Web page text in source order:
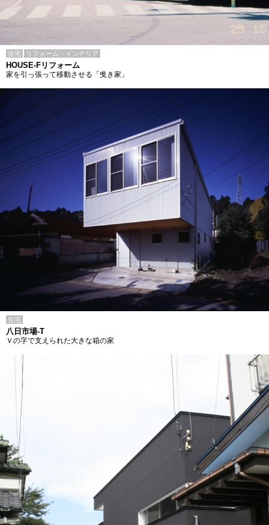
住宅 リフォーム・インテリア
HOUSE-Fリフォーム
家を引っ張って移動させる「曵き家」
住宅
八日市場-T
Ｖの字で支えられた大きな箱の家